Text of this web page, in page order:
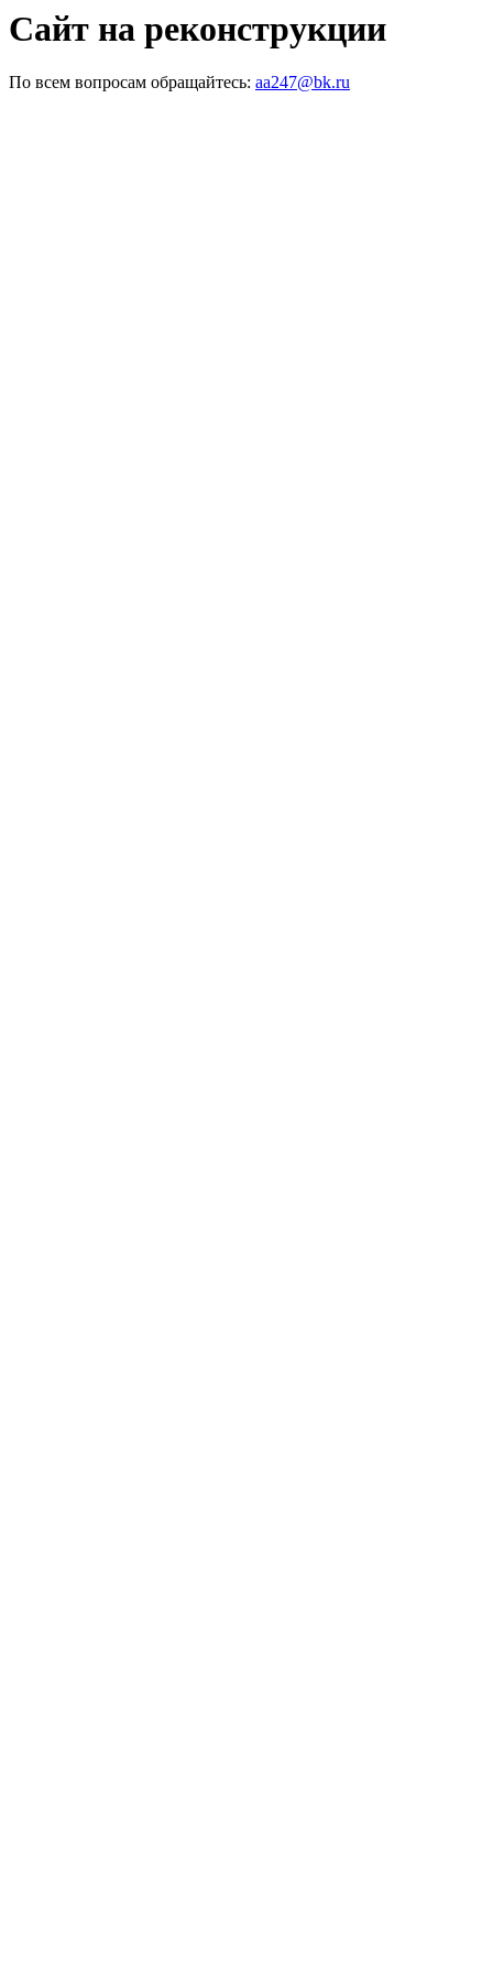
Сайт на реконструкции
По всем вопросам обращайтесь: aa247@bk.ru